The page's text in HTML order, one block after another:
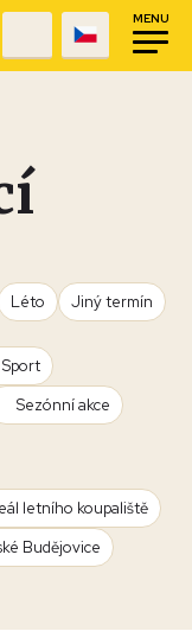
MENU
Léto Jiný termín
Sport
Sezónní akce
letního koupaliště
Budějovice